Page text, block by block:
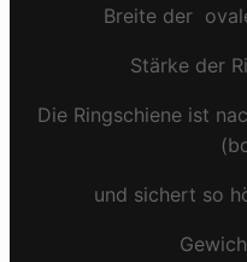
Breite der
Stärke der
Die Ringschiene ist
und sichert so